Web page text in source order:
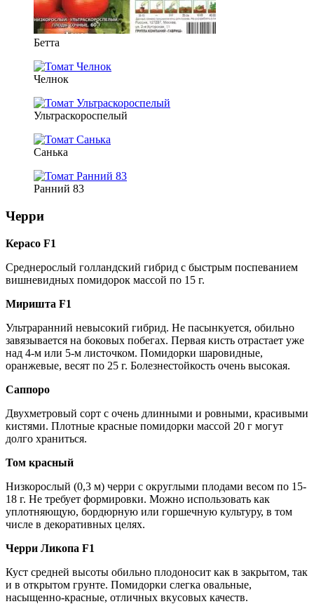
Бетта
Челнок
Ультраскороспелый
Санька
Ранний 83
Черри
Керасо F1
Среднерослый голландский гибрид с быстрым поспеванием
вишневидных помидорок массой по 15 г.
Миришта F1
Ультраранний невысокий гибрид. Не пасынкуется, обильно
завязывается на боковых побегах. Первая кисть отрастает уже
над 4-м или 5-м листочком. Помидорки шаровидные,
оранжевые, весят по 25 г. Болезнестойкость очень высокая.
Саппоро
Двухметровый сорт с очень длинными и ровными, красивыми
кистями. Плотные красные помидорки массой 20 г могут
долго храниться.
Том красный
Низкорослый (0,3 м) черри с округлыми плодами весом по 15-
18 г. Не требует формировки. Можно использовать как
уплотняющую, бордюрную или горшечную культуру, в том
числе в декоративных целях.
Черри Ликопа F1
Куст средней высоты обильно плодоносит как в закрытом, так
и в открытом грунте. Помидорки слегка овальные,
насыщенно-красные, отличных вкусовых качеств.